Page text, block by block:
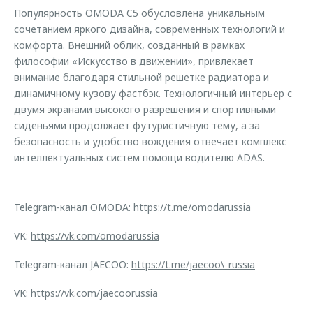
Популярность OMODA C5 обусловлена уникальным
сочетанием яркого дизайна, современных технологий и
комфорта. Внешний облик, созданный в рамках
философии «Искусство в движении», привлекает
внимание благодаря стильной решетке радиатора и
динамичному кузову фастбэк. Технологичный интерьер с
двумя экранами высокого разрешения и спортивными
сиденьями продолжает футуристичную тему, а за
безопасность и удобство вождения отвечает комплекс
интеллектуальных систем помощи водителю ADAS.
Telegram-канал OMODA: https://t.me/omodarussia
VK: https://vk.com/omodarussia
Telegram-канал JAECOO: https://t.me/jaecoo\_russia
VK: https://vk.com/jaecoorussia